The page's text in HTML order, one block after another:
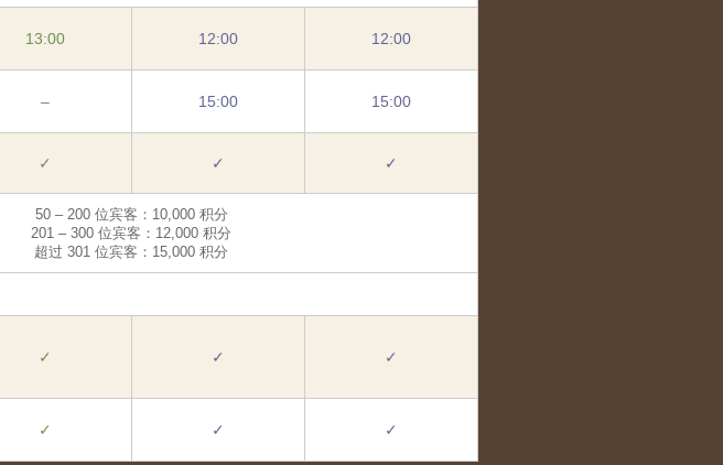
13:00 12:00 12:00
– 15:00 15:00
✓ ✓ ✓
50 – 200 位宾客：10,000 积分
201 – 300 位宾客：12,000 积分
超过 301 位宾客：15,000 积分
✓ ✓ ✓
✓ ✓ ✓